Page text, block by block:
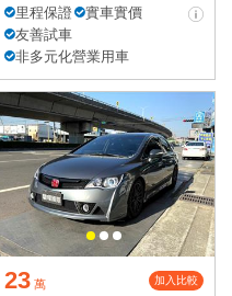
里程保證
實車實價
友善試車
非多元化營業用車
23 萬 加入比較